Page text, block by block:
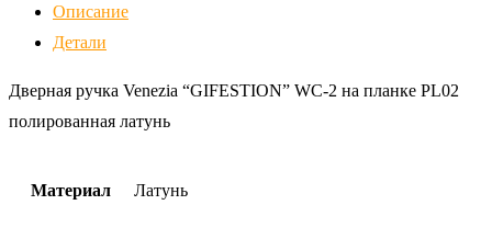
Описание
Детали
Дверная ручка Venezia “GIFESTION” WC-2 на планке PL02
полированная латунь
Материал Латунь